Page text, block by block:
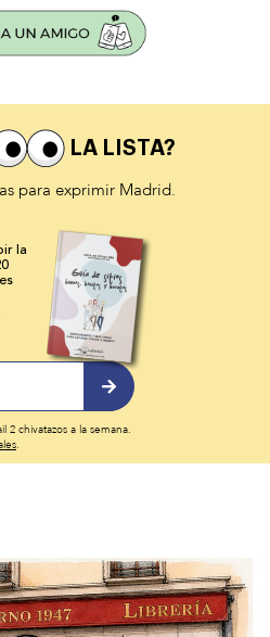
LA LISTA?
para exprimir Madrid.
la
2 chivatazos a la semana.
.